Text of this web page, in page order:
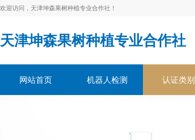
欢迎访问，天津坤森果树种植专业合作社！
天津坤森果树种植专业合作社
网站首页 机器人检测 认证类别